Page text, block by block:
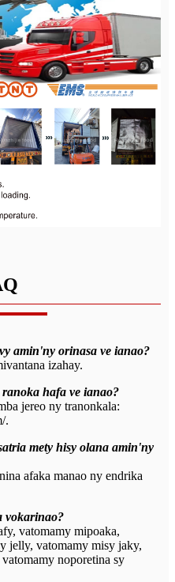
amin'ny orinasa ve ianao?
izahay.
hafa ve ianao?
jereo ny tranonkala:
.
mety hisy olana amin'ny
afaka manao ny endrika
vokarinao?
vatomamy mipoaka,
jelly, vatomamy misy jaky,
noporetina sy